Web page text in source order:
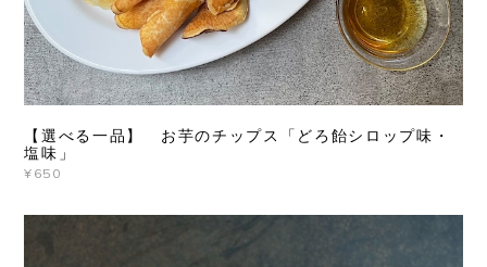
【選べる一品】 お芋のチップス「どろ飴シロップ味・
塩味」
¥650